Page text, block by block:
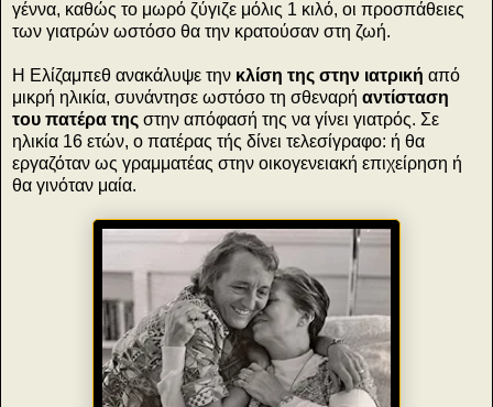
γέννα, καθώς το μωρό ζύγιζε μόλις 1 κιλό, οι προσπάθειες
των γιατρών ωστόσο θα την κρατούσαν στη ζωή.
Η Ελίζαμπεθ ανακάλυψε την κλίση της στην ιατρική από
μικρή ηλικία, συνάντησε ωστόσο τη σθεναρή αντίσταση
του πατέρα της στην απόφασή της να γίνει γιατρός. Σε
ηλικία 16 ετών, ο πατέρας τής δίνει τελεσίγραφο: ή θα
εργαζόταν ως γραμματέας στην οικογενειακή επιχείρηση ή
θα γινόταν μαία.